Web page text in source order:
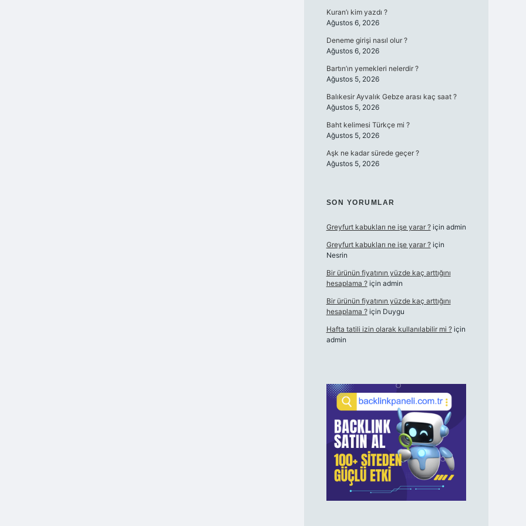
Kuran’ı kim yazdı ?
Ağustos 6, 2026
Deneme girişi nasıl olur ?
Ağustos 6, 2026
Bartın’ın yemekleri nelerdir ?
Ağustos 5, 2026
Balıkesir Ayvalık Gebze arası kaç saat ?
Ağustos 5, 2026
Baht kelimesi Türkçe mi ?
Ağustos 5, 2026
Aşk ne kadar sürede geçer ?
Ağustos 5, 2026
SON YORUMLAR
Greyfurt kabukları ne işe yarar ?için admin
Greyfurt kabukları ne işe yarar ?için
Nesrin
Bir ürünün fiyatının yüzde kaç arttığını
hesaplama ?için admin
Bir ürünün fiyatının yüzde kaç arttığını
hesaplama ?için Duygu
Hafta tatili izin olarak kullanılabilir mi ?için
admin